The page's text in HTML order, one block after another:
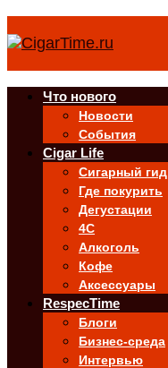
Что нового
Новости
События
Cigar Life
Сигарный гид
Где покурить
Дегустации
4C
Алкоголь
Кофе
Аксессуары
RespecTime
Блоги
Бизнес-среда
Интервью